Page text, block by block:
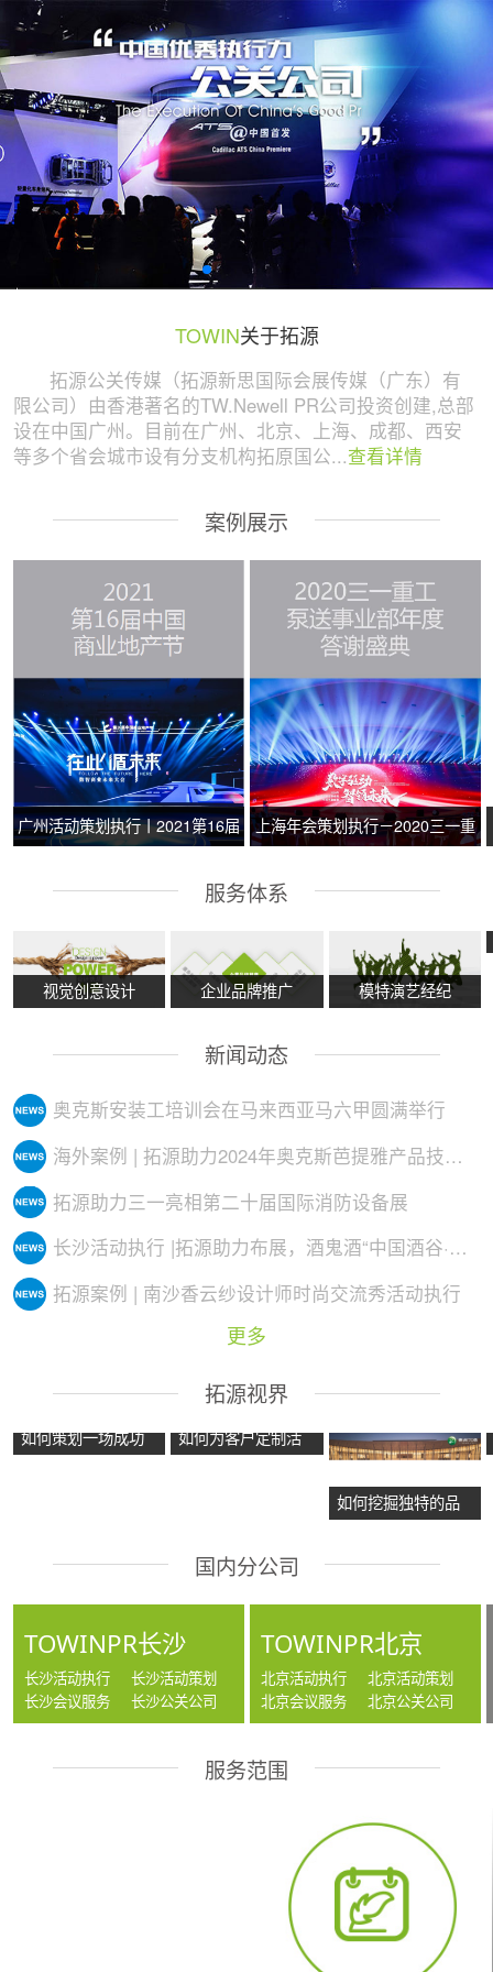
广州活动策划与执行公司 | 拓源策划
TOWIN关于拓源
拓源公关传媒（拓源新思国际会展传媒（广东）有
限公司）由香港著名的TW.Newell PR公司投资创建,总部
设在中国广州。目前在广州、北京、上海、成都、西安
等多个省会城市设有分支机构拓原国公...查看详情
案例展示
广州活动策划执行丨2021第16届
上海年会策划执行－2020三一重
服务体系
视觉创意设计 企业品牌推广 模特演艺经纪
新闻动态
奥克斯安装工培训会在马来西亚马六甲圆满举行
海外案例 | 拓源助力2024年奥克斯芭提雅产品技术培训会议圆满举行
拓源助力三一亮相第二十届国际消防设备展
长沙活动执行 |拓源助力布展，酒鬼酒“中国酒谷·湘西影像艺术展”落地
拓源案例 | 南沙香云纱设计师时尚交流秀活动执行
更多
拓源视界
如何策划一场成功
如何为客户定制活
如何挖掘独特的品
国内分公司
TOWINPR长沙
长沙活动执行
长沙活动策划
长沙会议服务
长沙公关公司
TOWINPR北京
北京活动执行
北京活动策划
北京会议服务
北京公关公司
服务范围